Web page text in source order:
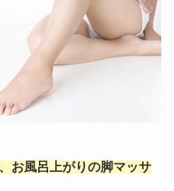
お風呂上がりの脚マッサ